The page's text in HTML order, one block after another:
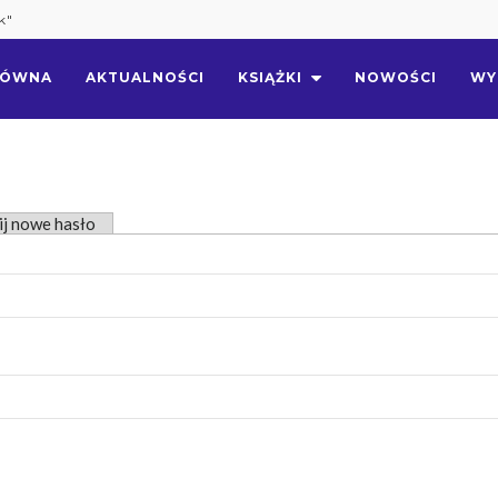
AKTUALNOŚCI KSIĄŻKI NOWOŚCI
nowe hasło